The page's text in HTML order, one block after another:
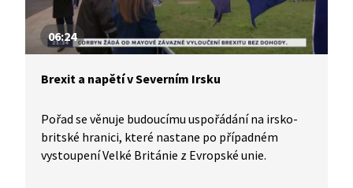
rozkolísaná.
06:24
Brexit a napětí v Severním Irsku
Pořad se věnuje budoucímu uspořádání na irsko-
britské hranici, které nastane po případném
vystoupení Velké Británie z Evropské unie.